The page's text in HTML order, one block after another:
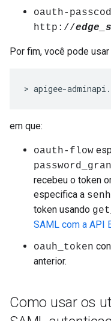
oauth-
http://
Por fim, você pode
> apigee-
em que:
oauth-flow
recebeu o token
especifica a
token usando
SAML com a API
oauh_token
anterior.
Como usar os